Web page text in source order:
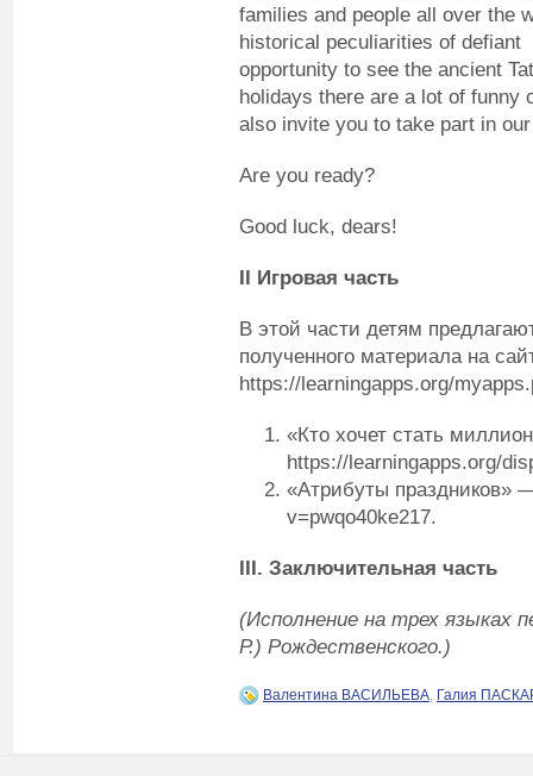
families and people all over the
historical peculiarities of defiant
opportunity to see the ancient
holidays there are a lot of funny
also invite you to take part in
Are you ready?
Good luck, dears!
II Игровая часть
В этой части детям
полученного материала на
https://learningapps.org/
«Кто хочет стать
https://learningapps.org/
«Атрибуты праздников»
v=pwqo40ke217.
III. Заключительная часть
(Исполнение на трех языках
Р.) Рождественского.)
Валентина ВАСИЛЬЕВА, Галия